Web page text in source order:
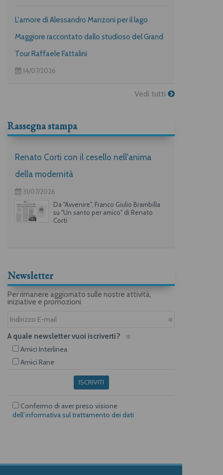
L'amore di Alessandro Manzoni per il lago
Maggiore raccontato dallo studioso del Grand
Tour Raffaele Fattalini
14/07/2026
Vedi tutti
Rassegna stampa
Renato Corti con il cesello nell'anima
della modernità
31/07/2026
Da "Avvenire", Franco Giulio Brambilla
su "Un santo per amico" di Renato
Corti
Newsletter
Per rimanere aggiornato sulle nostre attività,
iniziative e promozioni
A quale newsletter vuoi iscriverti?
Amici Interlinea
Amici Rane
ISCRIVITI
Confermo di aver preso visione
dell’informativa sul trattamento dei dati